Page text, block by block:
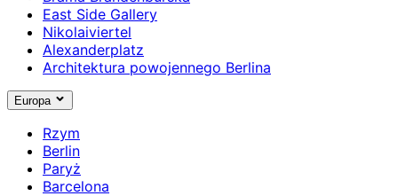
East Side Gallery
Nikolaiviertel
Alexanderplatz
Architektura powojennego Berlina
Europa
Rzym
Berlin
Paryż
Barcelona